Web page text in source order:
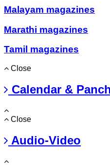
Malayam magazines
Marathi magazines
Tamil magazines
Close
Calendar &
Close
Audio-Video